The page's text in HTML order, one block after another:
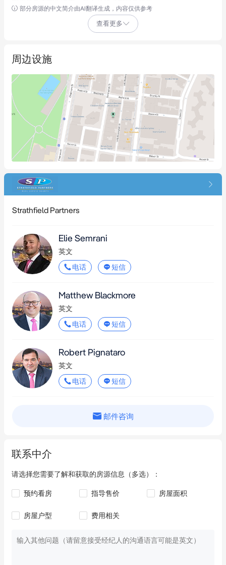
* 13套一居室公寓，每套均配有阳台、浴室和就餐厨房
* 3个带安保系统的车位
* 地面层公共区域设有大堂、办公室、储物空间和盥洗室
* 地块面积约239平方米
* 容积率1.5:1
* 建筑高度：9米
* 区划MU1：混合用途
* 位于宁静的林荫大道上
* 靠近Central火车站、轻轨、公交站、Chinatown等
* 距Prince Alfred Park和Inner Sydney High School不到250米
该物业近期已翻新，并完全出租给两个长期主要租户，提供即时
收益，同时现有空间具有显著的重建潜力。位于备受追捧的地
段，为大学生和年轻专业人士提供充满活力的国际化生活方式。
环绕着Surry Hills最优质的咖啡馆、酒吧和餐厅，这一地址将城市
边缘的便利性与无与伦比的生活配套完美结合。您所需要的一切
都在家门口！
免责声明：在准备此文档时，我们已尽最大努力确保其中所有信
息真实准确，但对于本文档中的任何错误、遗漏、不准确或错误
陈述，我们不承担责任并声明免除所有责任。
部分房源的中文简介由AI翻译生成，内容仅供参考
查看更多
周边设施
Strathfield Partners
Elie Semrani
英文
电话
短信
Matthew Blackmore
英文
电话
短信
Robert Pignataro
英文
电话
短信
邮件咨询
联系中介
请选择您需要了解和获取的房源信息（多选）：
预约看房 指导售价 房屋面积
房屋户型 费用相关